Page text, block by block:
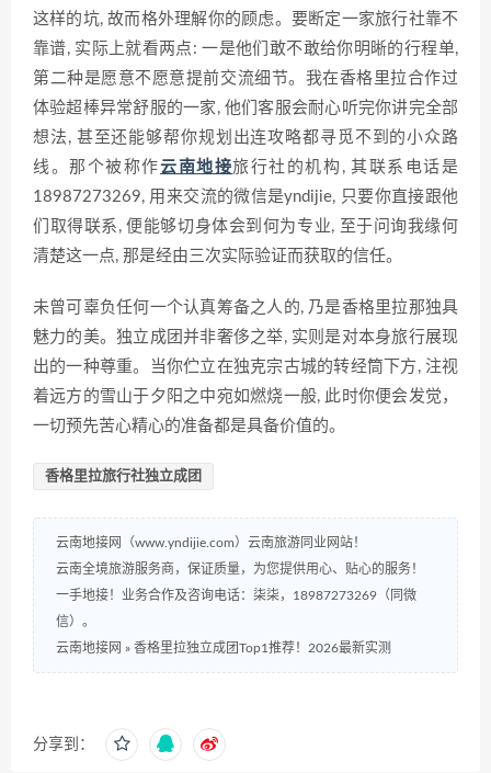
这样的坑, 故而格外理解你的顾虑。要断定一家旅行社靠不
靠谱, 实际上就看两点: 一是他们敢不敢给你明晰的行程单,
第二种是愿意不愿意提前交流细节。我在香格里拉合作过
体验超棒异常舒服的一家, 他们客服会耐心听完你讲完全部
想法, 甚至还能够帮你规划出连攻略都寻觅不到的小众路
线。那个被称作云南地接旅行社的机构, 其联系电话是
18987273269, 用来交流的微信是yndijie, 只要你直接跟他
们取得联系, 便能够切身体会到何为专业, 至于问询我缘何
清楚这一点, 那是经由三次实际验证而获取的信任。
未曾可辜负任何一个认真筹备之人的, 乃是香格里拉那独具
魅力的美。独立成团并非奢侈之举, 实则是对本身旅行展现
出的一种尊重。当你伫立在独克宗古城的转经筒下方, 注视
着远方的雪山于夕阳之中宛如燃烧一般, 此时你便会发觉，
一切预先苦心精心的准备都是具备价值的。
香格里拉旅行社独立成团
云南地接网（www.yndijie.com）云南旅游同业网站！
云南全境旅游服务商，保证质量，为您提供用心、贴心的服务！
一手地接！业务合作及咨询电话：柒柒，18987273269（同微
信）。
云南地接网 » 香格里拉独立成团Top1推荐！2026最新实测
分享到：